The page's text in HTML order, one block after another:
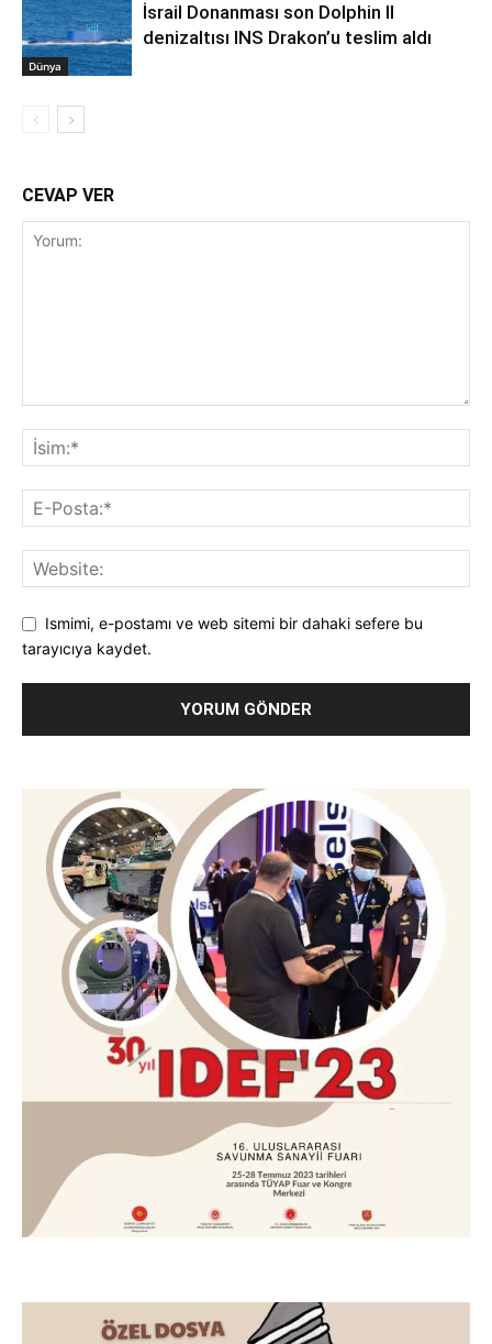
Dünya
İsrail Donanması son Dolphin II
denizaltısı INS Drakon’u teslim aldı
CEVAP VER
Ismimi, e-postamı ve web sitemi bir dahaki sefere bu
tarayıcıya kaydet.